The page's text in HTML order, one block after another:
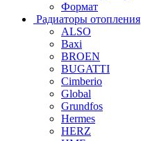
Формат
Радиаторы отопления
ALSO
Baxi
BROEN
BUGATTI
Cimberio
Global
Grundfos
Hermes
HERZ